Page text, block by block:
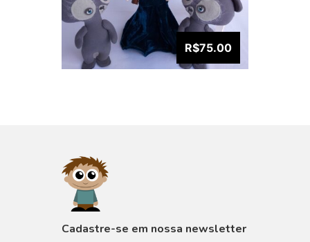
R$75.00
Cadastre-se em nossa newsletter